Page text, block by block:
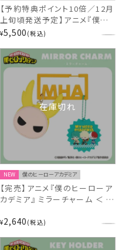
【予約特典ポイント10倍／12月
上旬頃発送予定】アニメ『僕の
ヒーローアカデミア』 いっしょ
バッグ ＞ ヒロアカ 粧美堂
shobido
¥5,500 税込
在庫切れ
NEW 僕のヒーローアカデミア
【完売】アニメ『僕のヒーローア
カデミア』 ミラーチャーム ＜ 緑
MH56942 ヒロアカ
¥2,640 税込